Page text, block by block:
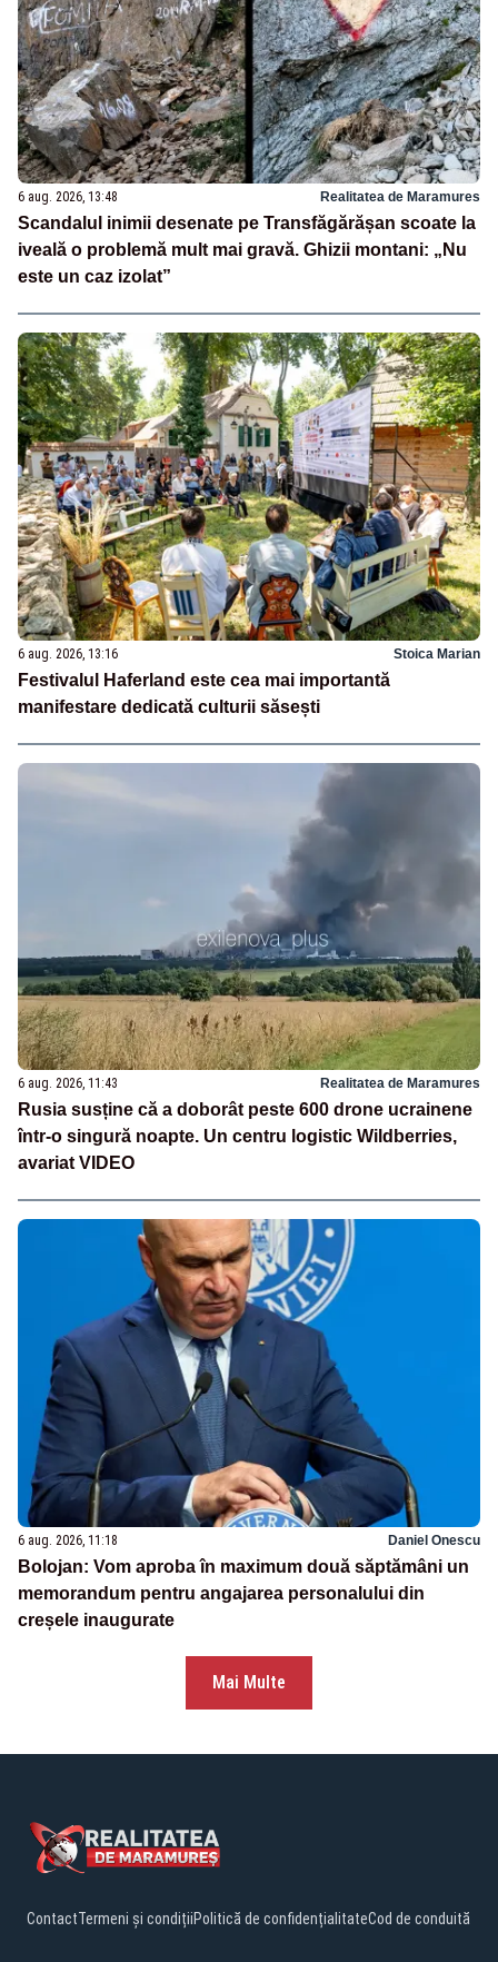
6 aug. 2026, 13:48 Realitatea de Maramures
Scandalul inimii desenate pe Transfăgărășan scoate la
iveală o problemă mult mai gravă. Ghizii montani: „Nu
este un caz izolat”
6 aug. 2026, 13:16 Stoica Marian
Festivalul Haferland este cea mai importantă
manifestare dedicată culturii săsești
6 aug. 2026, 11:43 Realitatea de Maramures
Rusia susține că a doborât peste 600 drone ucrainene
într-o singură noapte. Un centru logistic Wildberries,
avariat VIDEO
6 aug. 2026, 11:18 Daniel Onescu
Bolojan: Vom aproba în maximum două săptămâni un
memorandum pentru angajarea personalului din
creșele inaugurate
Mai Multe
ContactTermeni și condițiiPolitică de confidențialitateCod de conduită